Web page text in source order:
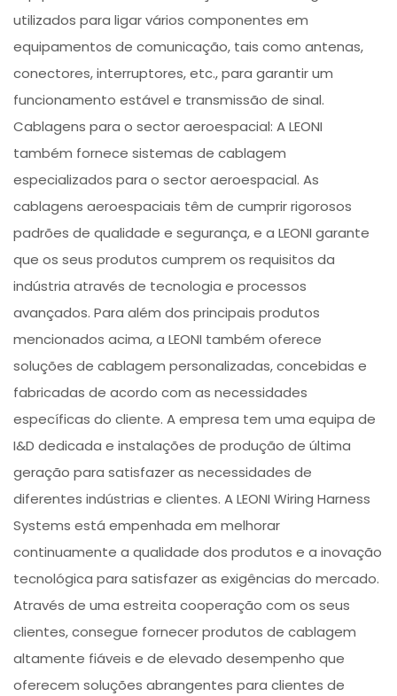
utilizados para ligar vários componentes em
equipamentos de comunicação, tais como antenas,
conectores, interruptores, etc., para garantir um
funcionamento estável e transmissão de sinal.
Cablagens para o sector aeroespacial: A LEONI
também fornece sistemas de cablagem
especializados para o sector aeroespacial. As
cablagens aeroespaciais têm de cumprir rigorosos
padrões de qualidade e segurança, e a LEONI garante
que os seus produtos cumprem os requisitos da
indústria através de tecnologia e processos
avançados. Para além dos principais produtos
mencionados acima, a LEONI também oferece
soluções de cablagem personalizadas, concebidas e
fabricadas de acordo com as necessidades
específicas do cliente. A empresa tem uma equipa de
I&D dedicada e instalações de produção de última
geração para satisfazer as necessidades de
diferentes indústrias e clientes. A LEONI Wiring Harness
Systems está empenhada em melhorar
continuamente a qualidade dos produtos e a inovação
tecnológica para satisfazer as exigências do mercado.
Através de uma estreita cooperação com os seus
clientes, consegue fornecer produtos de cablagem
altamente fiáveis e de elevado desempenho que
oferecem soluções abrangentes para clientes de